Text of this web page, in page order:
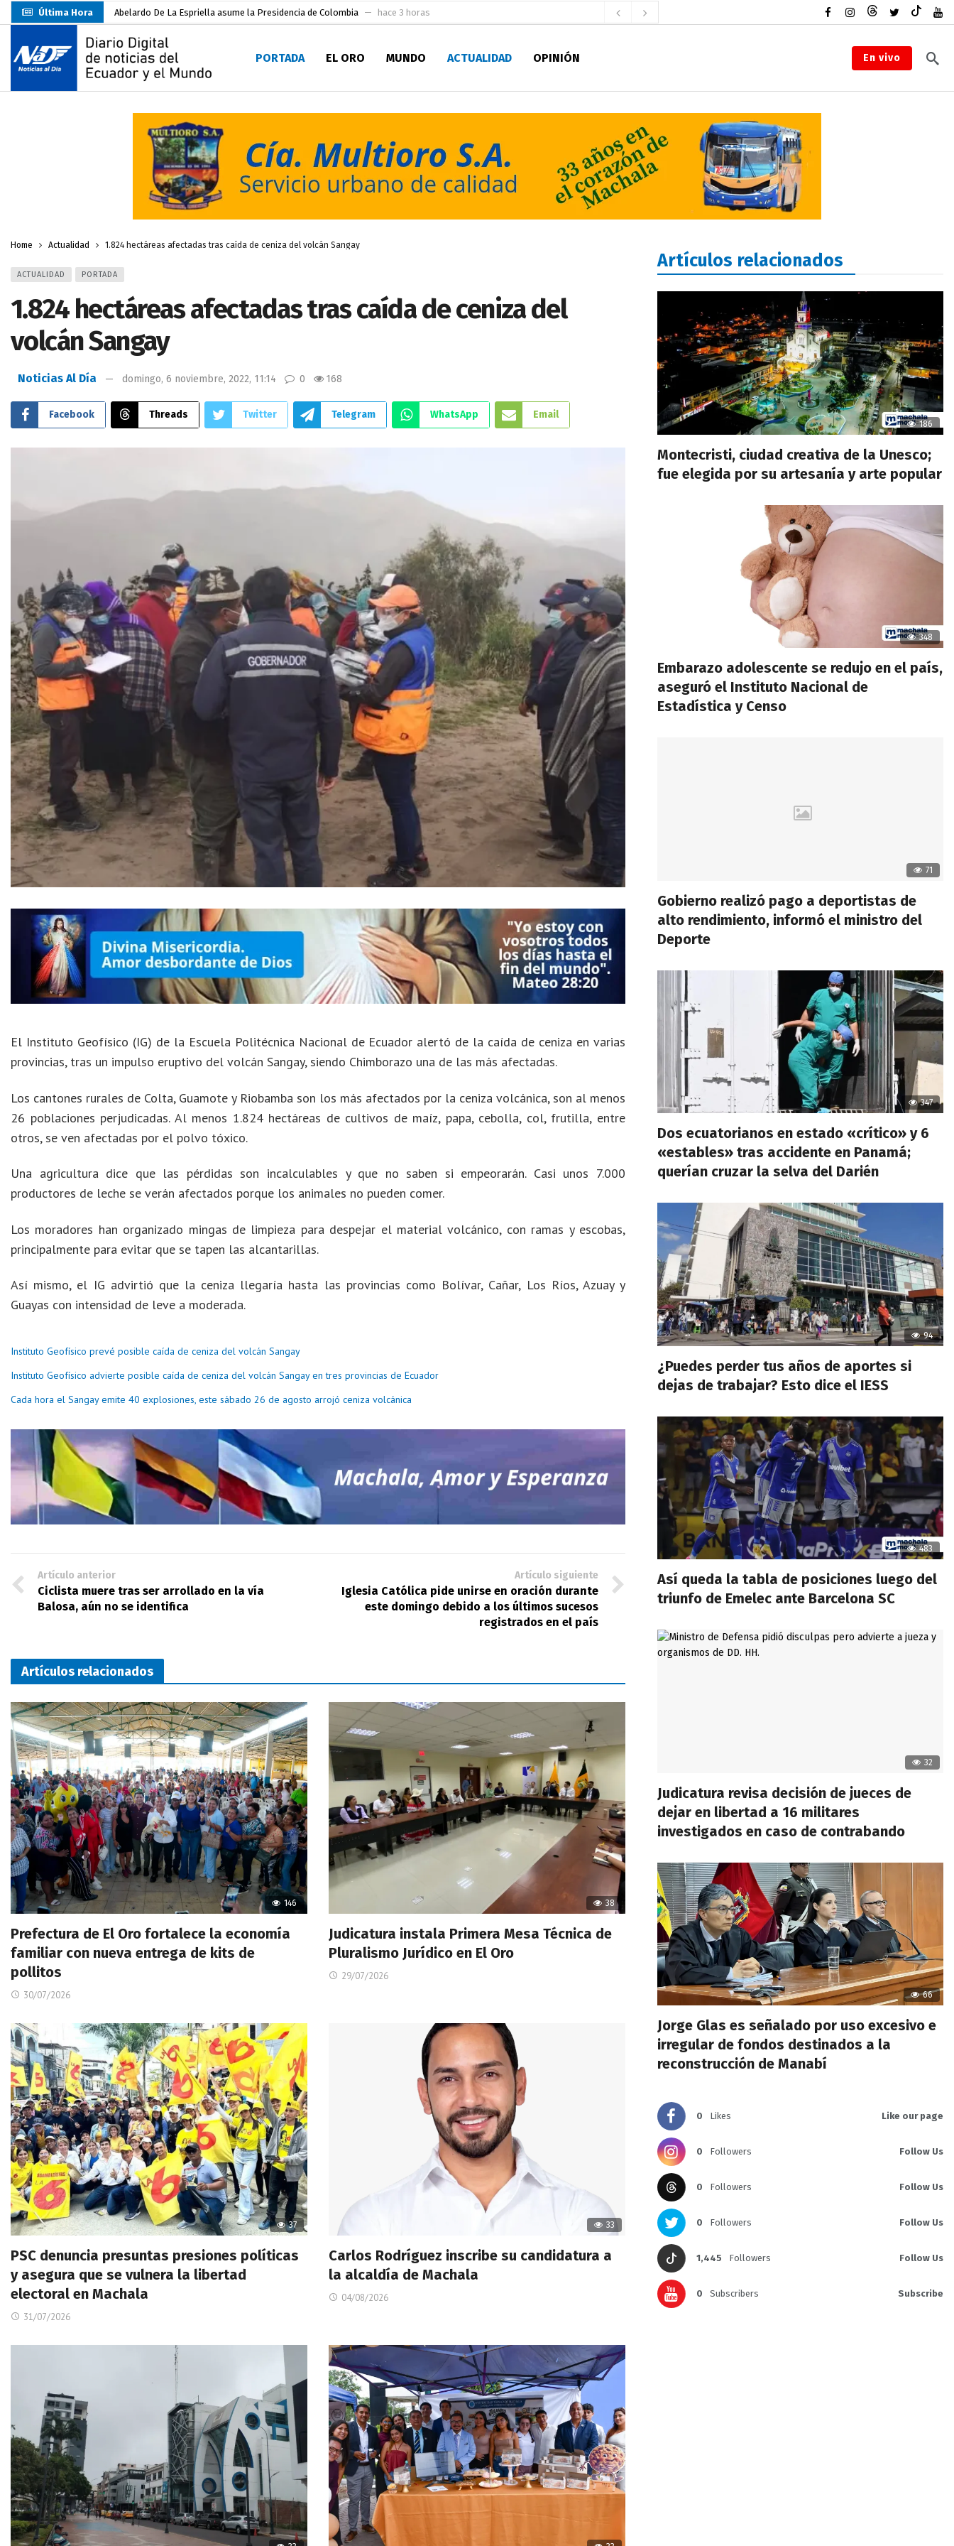
Última Hora Abelardo De La Espriella asume la Presidencia de Colombia hace 3 horas
Sin objeciones la candidatura de Carlos Rodríguez para la Alcaldía de Machala
Más de 3.800 escuelas estarían en riesgo por El Niño hace 13 horas
Nuevo Santa Rosa Sporting Club inicia su camino en la Serie A del Fútbol Femenino Nacional 2026
Unidad Popular confirma acuerdo político con RC, socialismo y Lista 70 en Pichincha y varias provincias
Delegación de El Oro fiscaliza propaganda electoral hace 1 día
Gobierno Estudiantil Ugartino 2026-2027, fue posesionado
Darwin Pereira oficializa su candidatura a la alcaldía de Machala hace 44 minutos
PORTADA EL ORO MUNDO ACTUALIDAD OPINIÓN En vivo
Home Actualidad 1.824 hectáreas afectadas tras caída de ceniza del volcán Sangay
ACTUALIDAD PORTADA
1.824 hectáreas afectadas tras caída de ceniza del
volcán Sangay
Noticias Al Día domingo, 6 noviembre, 2022, 11:14 0 168
Facebook Threads Twitter Telegram WhatsApp Email
El Instituto Geofísico (IG) de la Escuela Politécnica Nacional de Ecuador alertó de la caída de ceniza en varias
provincias, tras un impulso eruptivo del volcán Sangay, siendo Chimborazo una de las más afectadas.
Los cantones rurales de Colta, Guamote y Riobamba son los más afectados por la ceniza volcánica, son al menos
26 poblaciones perjudicadas. Al menos 1.824 hectáreas de cultivos de maíz, papa, cebolla, col, frutilla, entre
otros, se ven afectadas por el polvo tóxico.
Una agricultura dice que las pérdidas son incalculables y que no saben si empeorarán. Casi unos 7.000
productores de leche se verán afectados porque los animales no pueden comer.
Los moradores han organizado mingas de limpieza para despejar el material volcánico, con ramas y escobas,
principalmente para evitar que se tapen las alcantarillas.
Así mismo, el IG advirtió que la ceniza llegaría hasta las provincias como Bolívar, Cañar, Los Ríos, Azuay y
Guayas con intensidad de leve a moderada.
Instituto Geofísico prevé posible caída de ceniza del volcán Sangay
Instituto Geofísico advierte posible caída de ceniza del volcán Sangay en tres provincias de Ecuador
Cada hora el Sangay emite 40 explosiones, este sábado 26 de agosto arrojó ceniza volcánica
Artículo anterior
Ciclista muere tras ser arrollado en la vía
Balosa, aún no se identifica
Artículo siguiente
Iglesia Católica pide unirse en oración durante
este domingo debido a los últimos sucesos
registrados en el país
Artículos relacionados
146
Prefectura de El Oro fortalece la economía
familiar con nueva entrega de kits de
pollitos
30/07/2026
38
Judicatura instala Primera Mesa Técnica de
Pluralismo Jurídico en El Oro
29/07/2026
37
PSC denuncia presuntas presiones políticas
y asegura que se vulnera la libertad
electoral en Machala
31/07/2026
33
Carlos Rodríguez inscribe su candidatura a
la alcaldía de Machala
04/08/2026
Artículos relacionados
186
Montecristi, ciudad creativa de la Unesco;
fue elegida por su artesanía y arte popular
348
Embarazo adolescente se redujo en el país,
aseguró el Instituto Nacional de
Estadística y Censo
71
Gobierno realizó pago a deportistas de
alto rendimiento, informó el ministro del
Deporte
347
Dos ecuatorianos en estado «crítico» y 6
«estables» tras accidente en Panamá;
querían cruzar la selva del Darién
94
¿Puedes perder tus años de aportes si
dejas de trabajar? Esto dice el IESS
483
Así queda la tabla de posiciones luego del
triunfo de Emelec ante Barcelona SC
32
Judicatura revisa decisión de jueces de
dejar en libertad a 16 militares
investigados en caso de contrabando
66
Jorge Glas es señalado por uso excesivo e
irregular de fondos destinados a la
reconstrucción de Manabí
0 Likes Like our page
0 Followers Follow Us
0 Followers Follow Us
0 Followers Follow Us
1,445 Followers Follow Us
0 Subscribers Subscribe